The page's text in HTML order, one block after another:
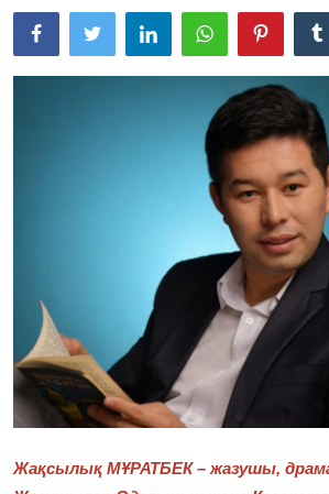
Бейнебаян
Жақсылық МҰРАТБЕК – жазушы,